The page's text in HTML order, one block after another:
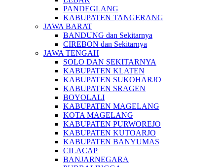
PANDEGLANG
KABUPATEN TANGERANG
JAWA BARAT
BANDUNG dan Sekitarnya
CIREBON dan Sekitarnya
JAWA TENGAH
SOLO DAN SEKITARNYA
KABUPATEN KLATEN
KABUPATEN SUKOHARJO
KABUPATEN SRAGEN
BOYOLALI
KABUPATEN MAGELANG
KOTA MAGELANG
KABUPATEN PURWOREJO
KABUPATEN KUTOARJO
KABUPATEN BANYUMAS
CILACAP
BANJARNEGARA